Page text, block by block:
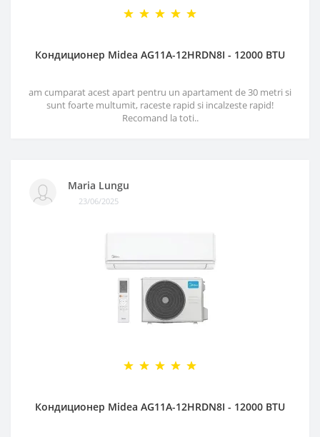
Кондиционер Midea AG11A-12HRDN8I - 12000 BTU
am cumparat acest apart pentru un apartament de 30 metri si
sunt foarte multumit, raceste rapid si incalzeste rapid!
Recomand la toti..
Maria Lungu
23/06/2025
Кондиционер Midea AG11A-12HRDN8I - 12000 BTU